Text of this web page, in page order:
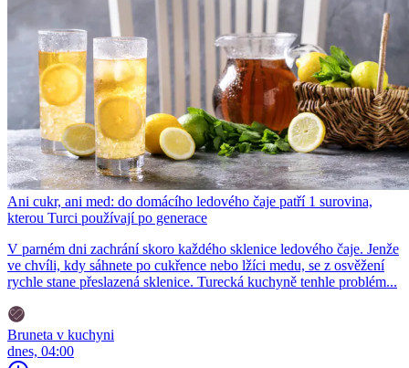
Ani cukr, ani med: do domácího ledového čaje patří 1 surovina,
kterou Turci používají po generace
V parném dni zachrání skoro každého sklenice ledového čaje. Jenže
ve chvíli, kdy sáhnete po cukřence nebo lžíci medu, se z osvěžení
rychle stane přeslazená sklenice. Turecká kuchyně tenhle problém...
Bruneta v kuchyni
dnes, 04:00